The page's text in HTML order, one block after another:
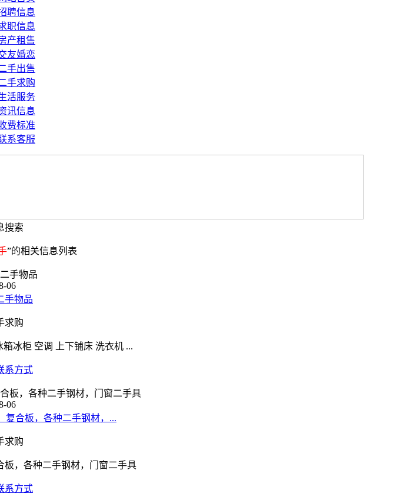
聘信息
职信息
产租售
友婚恋
手出售
手求购
活服务
讯信息
费标准
系客服
搜索
”的相关信息列表
06
手物品
求购
冰柜 空调 上下铺床 洗衣机 ...
系方式
06
复合板，各种二手钢材，...
求购
板，各种二手钢材，门窗二手具
系方式